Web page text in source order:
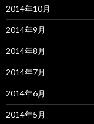
2014年10月
2014年9月
2014年8月
2014年7月
2014年6月
2014年5月